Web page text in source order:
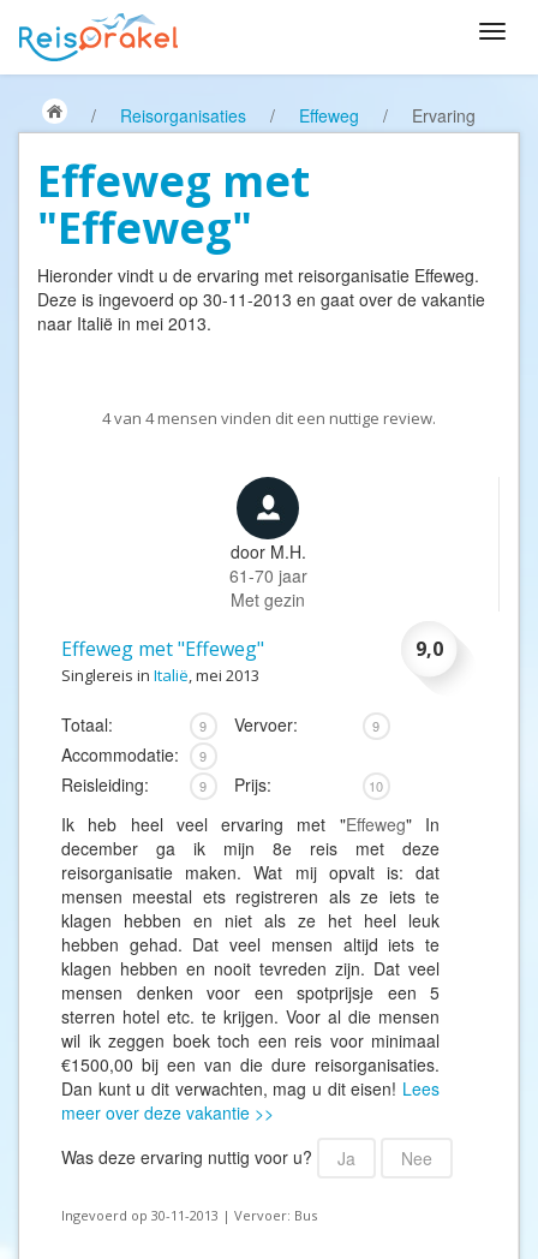
/ Reisorganisaties / Effeweg / Ervaring
Effeweg met
"Effeweg"
Hieronder vindt u de ervaring met reisorganisatie Effeweg.
Deze is ingevoerd op 30-11-2013 en gaat over de vakantie
naar Italië in mei 2013.
4van 4mensen vinden dit een nuttige review.
door M.H.
61-70 jaar
Met gezin
9,0
Effeweg met "Effeweg"
Singlereis in Italië, mei 2013
Totaal: 9 Vervoer: 9
Accommodatie: 9
Reisleiding: 9 Prijs: 10
Ik heb heel veel ervaring met "Effeweg" In
december ga ik mijn 8e reis met deze
reisorganisatie maken. Wat mij opvalt is: dat
mensen meestal ets registreren als ze iets te
klagen hebben en niet als ze het heel leuk
hebben gehad. Dat veel mensen altijd iets te
klagen hebben en nooit tevreden zijn. Dat veel
mensen denken voor een spotprijsje een 5
sterren hotel etc. te krijgen. Voor al die mensen
wil ik zeggen boek toch een reis voor minimaal
€1500,00 bij een van die dure reisorganisaties.
Dan kunt u dit verwachten, mag u dit eisen! Lees
meer over deze vakantie >>
Was deze ervaring nuttig voor u?
Ja Nee
Ingevoerd op 30-11-2013 | Vervoer: Bus